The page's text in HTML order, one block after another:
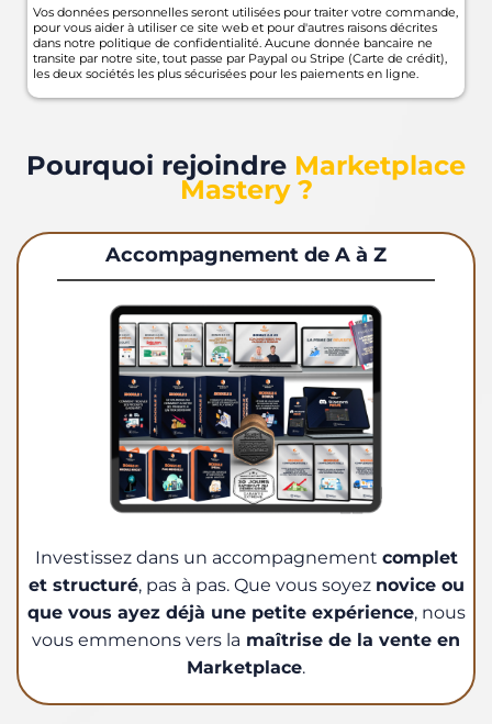
Vos données personnelles seront utilisées pour traiter votre commande,
pour vous aider à utiliser ce site web et pour d'autres raisons décrites
dans notre politique de confidentialité. Aucune donnée bancaire ne
transite par notre site, tout passe par Paypal ou Stripe (Carte de crédit),
les deux sociétés les plus sécurisées pour les paiements en ligne.
Pourquoi rejoindre Marketplace
Mastery ?
Accompagnement de A à Z
Investissez dans un accompagnement complet
et structuré, pas à pas. Que vous soyez novice ou
que vous ayez déjà une petite expérience, nous
vous emmenons vers la maîtrise de la vente en
Marketplace.